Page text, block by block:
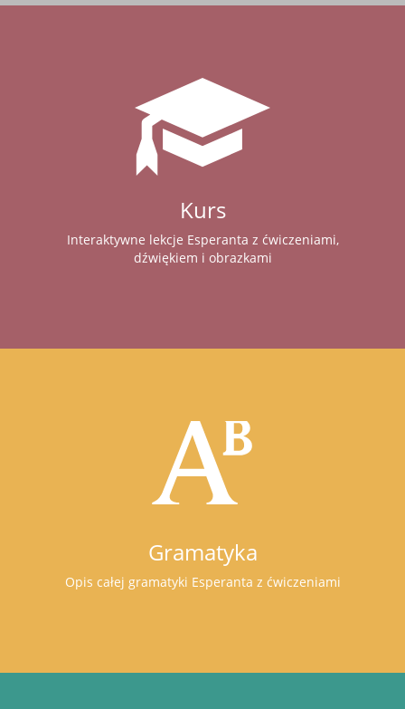
Kurs
Interaktywne lekcje Esperanta z ćwiczeniami,
dźwiękiem i obrazkami
Gramatyka
Opis całej gramatyki Esperanta z ćwiczeniami